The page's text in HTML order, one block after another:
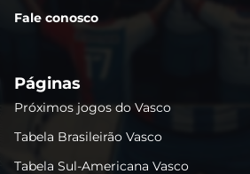
Fale conosco
Páginas
Próximos jogos do Vasco
Tabela Brasileirão Vasco
Tabela Sul-Americana Vasco